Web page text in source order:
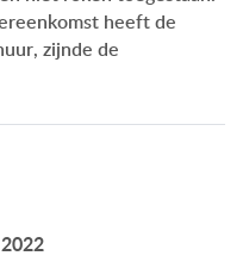
heeft de
zijnde de
2022